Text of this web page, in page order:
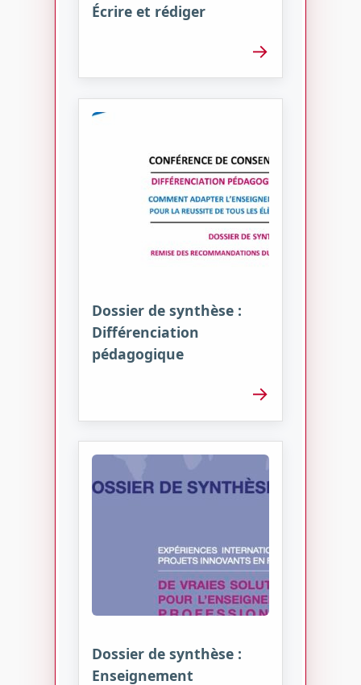
Écrire et rédiger
→
Dossier de synthèse :
Différenciation
pédagogique
→
Dossier de synthèse :
Enseignement